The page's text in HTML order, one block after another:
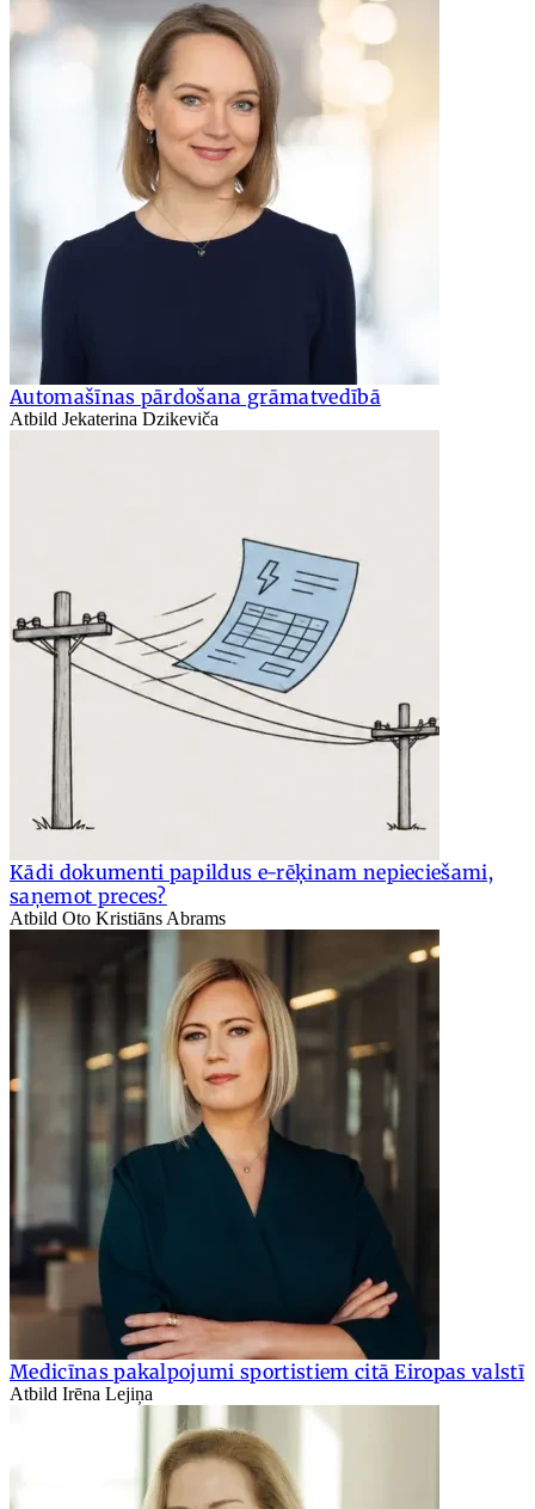
Automašīnas pārdošana grāmatvedībā
Atbild Jekaterina Dzikeviča
Kādi dokumenti papildus e-rēķinam nepieciešami,
saņemot preces?
Atbild Oto Kristiāns Abrams
Medicīnas pakalpojumi sportistiem citā Eiropas valstī
Atbild Irēna Lejiņa